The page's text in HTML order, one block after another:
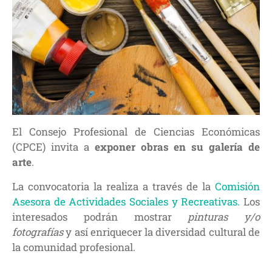
El Consejo Profesional de Ciencias Económicas
(CPCE) invita a exponer obras en su galería de
arte.
La convocatoria la realiza a través de la Comisión
Asesora de Actividades Sociales y Recreativas. Los
interesados podrán mostrar pinturas y/o
fotografíasy así enriquecer la diversidad cultural de
la comunidad profesional.